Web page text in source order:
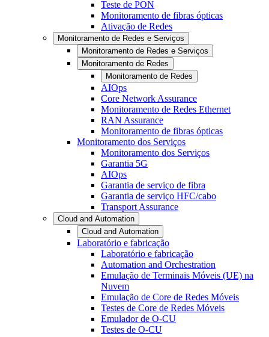
Teste de PON
Monitoramento de fibras ópticas
Ativação de Redes
Monitoramento de Redes e Serviços
Monitoramento de Redes e Serviços
Monitoramento de Redes
Monitoramento de Redes
AIOps
Core Network Assurance
Monitoramento de Redes Ethernet
RAN Assurance
Monitoramento de fibras ópticas
Monitoramento dos Serviços
Monitoramento dos Serviços
Garantia 5G
AIOps
Garantia de serviço de fibra
Garantia de serviço HFC/cabo
Transport Assurance
Cloud and Automation
Cloud and Automation
Laboratório e fabricação
Laboratório e fabricação
Automation and Orchestration
Emulação de Terminais Móveis (UE) na
Nuvem
Emulação de Core de Redes Móveis
Testes de Core de Redes Móveis
Emulador de O-CU
Testes de O-CU